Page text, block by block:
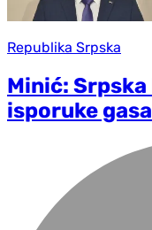
Republika Srpska
Minić:
isporuke gasa